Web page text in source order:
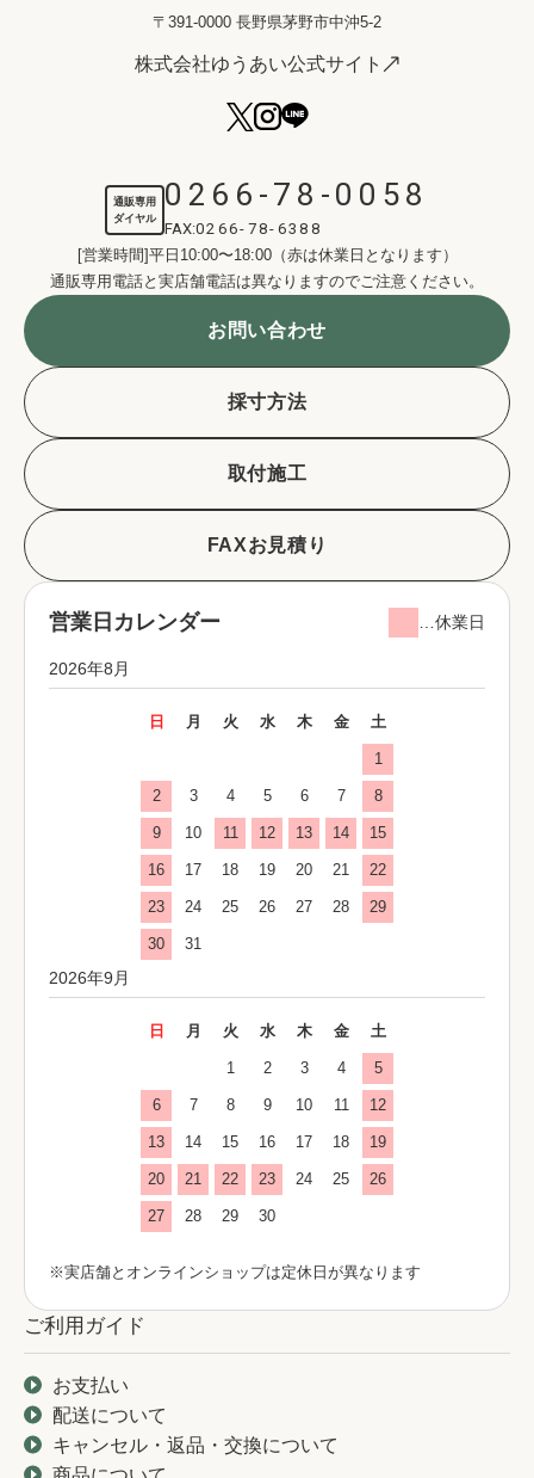
〒391-0000 長野県茅野市中沖5-2
株式会社ゆうあい公式サイト
通販専用
ダイヤル
0266-78-0058
FAX:0266-78-6388
[営業時間]平日10:00〜18:00（赤は休業日となります）
通販専用電話と実店舗電話は異なりますのでご注意ください。
お問い合わせ
採寸方法
取付施工
FAXお見積り
営業日カレンダー …休業日
2026年8月
日 月 火 水 木 金 土
1
2 3 4 5 6 7 8
9 10 11 12 13 14 15
16 17 18 19 20 21 22
23 24 25 26 27 28 29
30 31
2026年9月
日 月 火 水 木 金 土
1 2 3 4 5
6 7 8 9 10 11 12
13 14 15 16 17 18 19
20 21 22 23 24 25 26
27 28 29 30
※実店舗とオンラインショップは定休日が異なります
ご利用ガイド
お支払い
配送について
キャンセル・返品・交換について